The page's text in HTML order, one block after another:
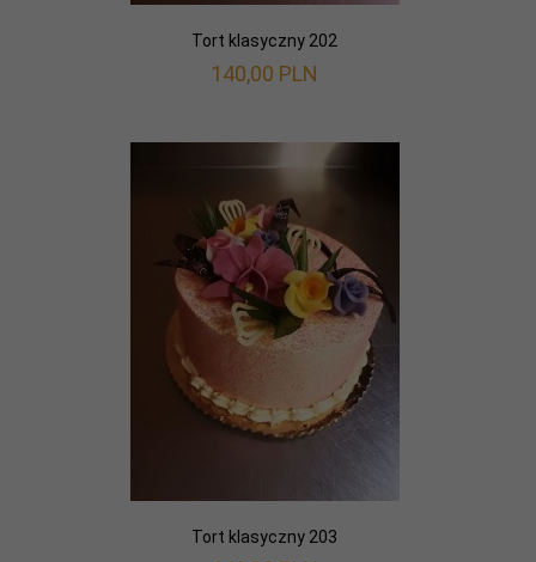
Tort klasyczny 202
140,00 PLN
Tort klasyczny 203